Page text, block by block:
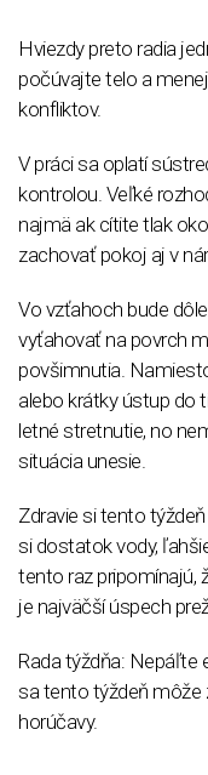
Hviezdy preto radia
počúvajte telo a
konfliktov.
V práci sa oplatí
kontrolou. Veľké
najmä ak cítite tlak
zachovať pokoj aj v
Vo vzťahoch bude
vyťahovať na povrch
povšimnutia.
alebo krátky ústup do
letné stretnutie, no
situácia unesie.
Zdravie si tento
si dostatok vody,
tento raz pripomínajú,
je najväčší úspech
Rada týždňa: Nepáľte
sa tento týždeň môže
horúčavy.